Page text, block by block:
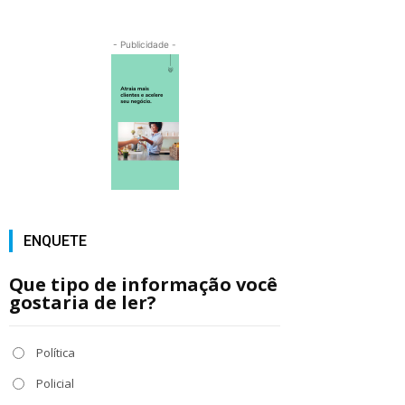
- Publicidade -
ENQUETE
Que tipo de informação você
gostaria de ler?
Política
Policial